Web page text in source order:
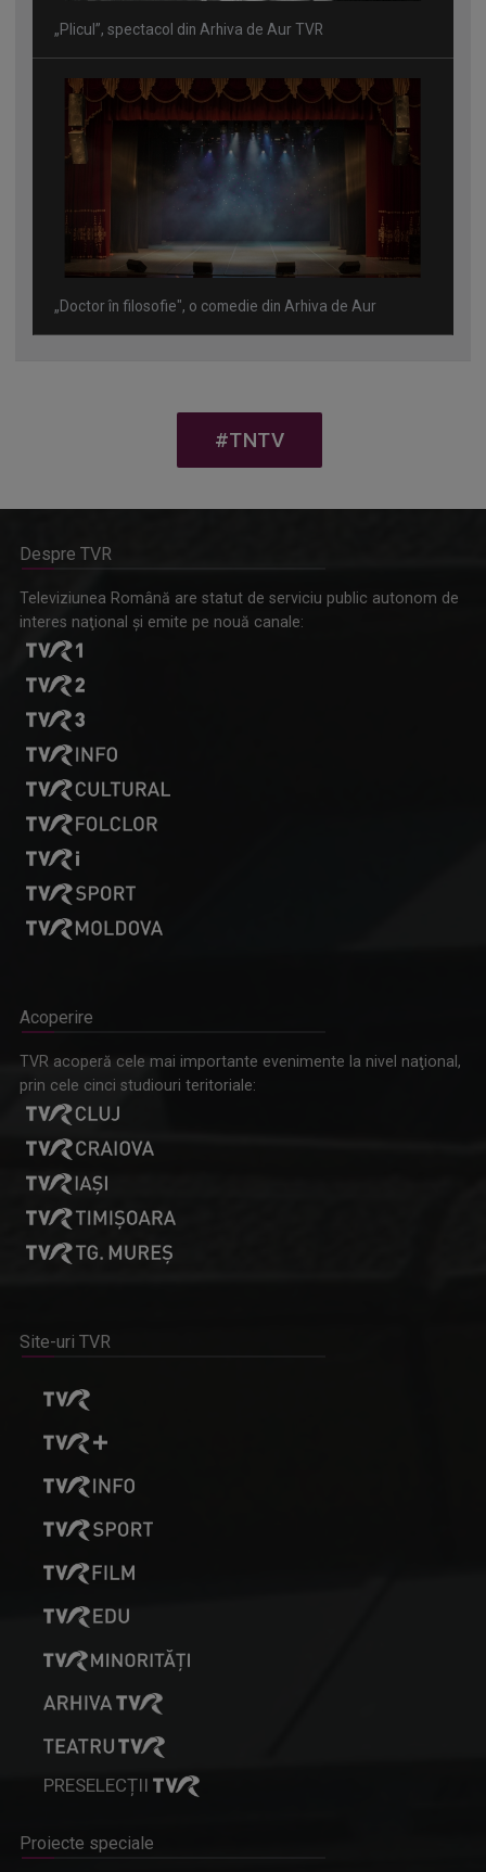
„Plicul”, spectacol din Arhiva de Aur TVR
„Doctor în filosofie", o comedie din Arhiva de Aur
prin piesa „Ultima oră”, o montare de colecție, din 1979
#TNTV
Despre TVR
Televiziunea Română are statut de serviciu public autonom de
interes naţional şi emite pe nouă canale:
Acoperire
TVR acoperă cele mai importante evenimente la nivel naţional,
prin cele cinci studiouri teritoriale:
Site-uri TVR
PRESELECȚII
Proiecte speciale